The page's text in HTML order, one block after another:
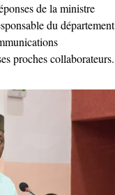
de la ministre
du département
proches collaborateurs.